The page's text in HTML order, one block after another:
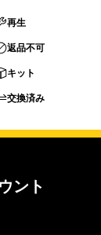
再生
返品不可
キット
交換済み
ント